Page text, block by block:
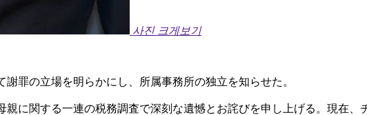
사진 크게보기
罪の立場を明らかにし、所属事務所の独立を知らせた。
に関する一連の税務調査で深刻な遺憾とお詫びを申し上げる。現在